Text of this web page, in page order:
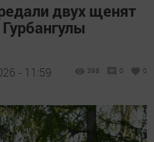
двух щенят
- 11:59 398 0 0